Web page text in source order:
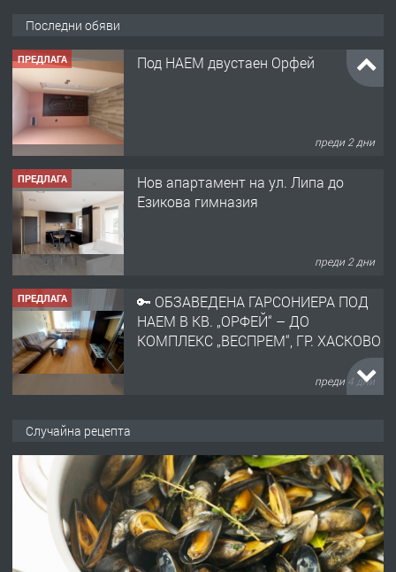
Последни обяви
ПРЕДЛАГА Под НАЕМ двустаен Орфей
преди 2 дни
ПРЕДЛАГА
Нов апартамент на ул. Липа до
Езикова гимназия
преди 2 дни
ПРЕДЛАГА
🔑 ОБЗАВЕДЕНА ГАРСОНИЕРА ПОД
НАЕМ В КВ. „ОРФЕЙ“ – ДО
КОМПЛЕКС „ВЕСПРЕМ“, ГР. ХАСКОВО
преди 4 дни
АПАРТАМЕНТ В ЦЕНТЪРА НА ГР.
ХАСКОВО
преди 4 дни
ПРЕДЛАГА Давам гараж под наем
Случайна рецепта